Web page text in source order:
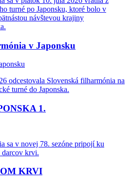
turné po Japonsku, ktoré bolo v
návštevou krajiny
v Japonsku
odcestovala Slovenská filharmónia na
turné do Japonska.
1.
sa v novej 78. sezóne pripojí ku
darcov krvi.
KRVI